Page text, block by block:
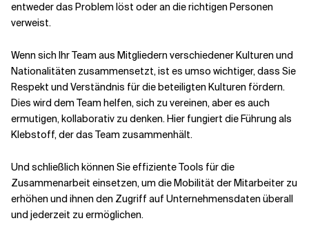
entweder das Problem löst oder an die richtigen Personen
verweist.
Wenn sich Ihr Team aus Mitgliedern verschiedener Kulturen und
Nationalitäten zusammensetzt, ist es umso wichtiger, dass Sie
Respekt und Verständnis für die beteiligten Kulturen fördern.
Dies wird dem Team helfen, sich zu vereinen, aber es auch
ermutigen, kollaborativ zu denken. Hier fungiert die Führung als
Klebstoff, der das Team zusammenhält.
Und schließlich können Sie effiziente Tools für die
Zusammenarbeit einsetzen, um die Mobilität der Mitarbeiter zu
erhöhen und ihnen den Zugriff auf Unternehmensdaten überall
und jederzeit zu ermöglichen.